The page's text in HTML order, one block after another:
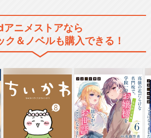
アニメストアなら
ク＆ノベルも購入できる！